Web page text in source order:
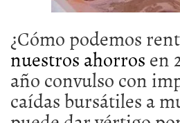
¿Cómo podemos
nuestros ahorrosen
año convulso con
caídas bursátiles a